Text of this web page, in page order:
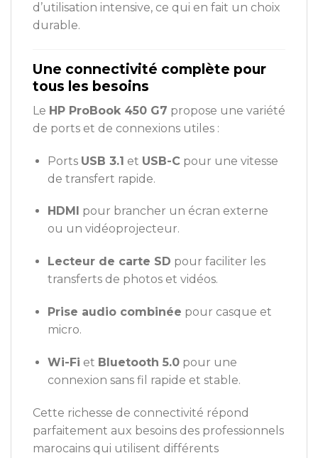
d’utilisation intensive, ce qui en fait un choix
durable.
Une connectivité complète pour
tous les besoins
Le HP ProBook 450 G7 propose une variété
de ports et de connexions utiles :
Ports USB 3.1 et USB-Cpour une vitesse
de transfert rapide.
HDMI
pour brancher un écran externe
ou un vidéoprojecteur.
Lecteur de carte SD pour faciliter les
transferts de photos et vidéos.
Prise audio combinée pour casque et
micro.
Wi-Fi et Bluetooth 5.0pour une
connexion sans fil rapide et stable.
Cette richesse de connectivité répond
parfaitement aux besoins des professionnels
marocains qui utilisent différents